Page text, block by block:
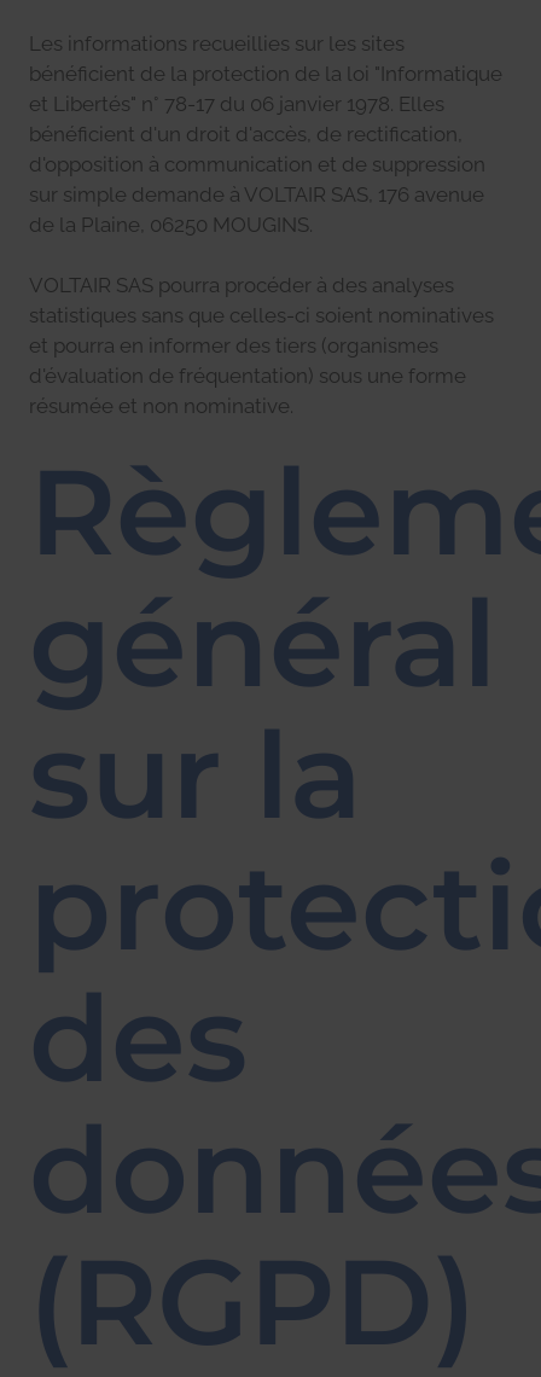
Les informations recueillies sur les sites
bénéficient de la protection de la loi "Informatique
et Libertés" n° 78-17 du 06 janvier 1978. Elles
bénéficient d'un droit d'accès, de rectification,
d'opposition à communication et de suppression
sur simple demande à VOLTAIR SAS, 176 avenue
de la Plaine, 06250 MOUGINS.
VOLTAIR SAS pourra procéder à des analyses
statistiques sans que celles-ci soient nominatives
et pourra en informer des tiers (organismes
d'évaluation de fréquentation) sous une forme
résumée et non nominative.
général
sur la
des
(RGPD)